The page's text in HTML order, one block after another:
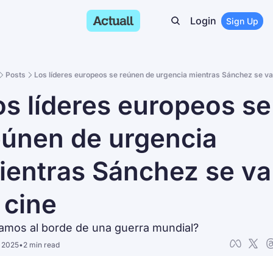
Login Sign Up
Posts Los líderes europeos se reúnen de urgencia mientras Sánchez se
líderes europeos se
de urgencia
Sánchez se va
al borde de una guerra mundial?
2025•2 min read